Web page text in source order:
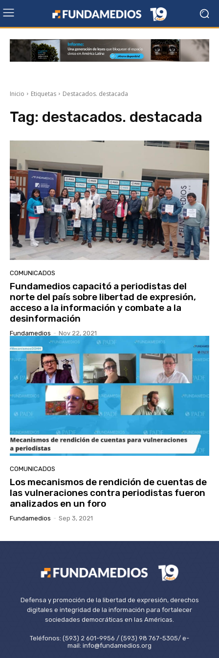
Inicio Etiquetas Destacados. destacada
Tag: destacados. destacada
COMUNICADOS
Fundamedios capacitó a periodistas del
norte del país sobre libertad de expresión,
acceso a la información y combate a la
desinformación
Fundamedios - Nov 22, 2021
COMUNICADOS
Los mecanismos de rendición de cuentas de
las vulneraciones contra periodistas fueron
analizados en un foro
Fundamedios - Sep 3, 2021
Defensa y promoción de la libertad de expresión, derechos
digitales e integridad de la información para fortalecer
sociedades democráticas en las Américas.
Teléfonos: (593) 2 601-9956 / (593) 98 767-5305/ e-
mail: info@fundamedios.org